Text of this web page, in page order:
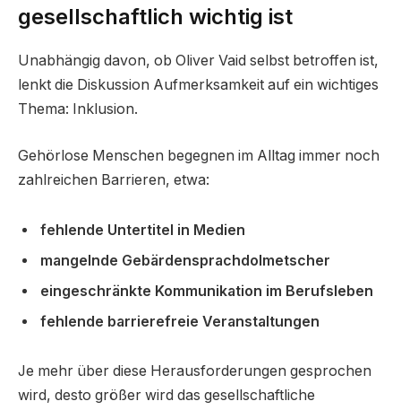
gesellschaftlich wichtig ist
Unabhängig davon, ob Oliver Vaid selbst betroffen ist,
lenkt die Diskussion Aufmerksamkeit auf ein wichtiges
Thema: Inklusion.
Gehörlose Menschen begegnen im Alltag immer noch
zahlreichen Barrieren, etwa:
fehlende Untertitel in Medien
mangelnde Gebärdensprachdolmetscher
eingeschränkte Kommunikation im Berufsleben
fehlende barrierefreie Veranstaltungen
Je mehr über diese Herausforderungen gesprochen
wird, desto größer wird das gesellschaftliche